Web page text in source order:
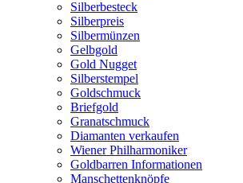
Silberbesteck
Silberpreis
Silbermünzen
Gelbgold
Gold Nugget
Silberstempel
Goldschmuck
Briefgold
Granatschmuck
Diamanten verkaufen
Wiener Philharmoniker
Goldbarren Informationen
Manschettenknöpfe